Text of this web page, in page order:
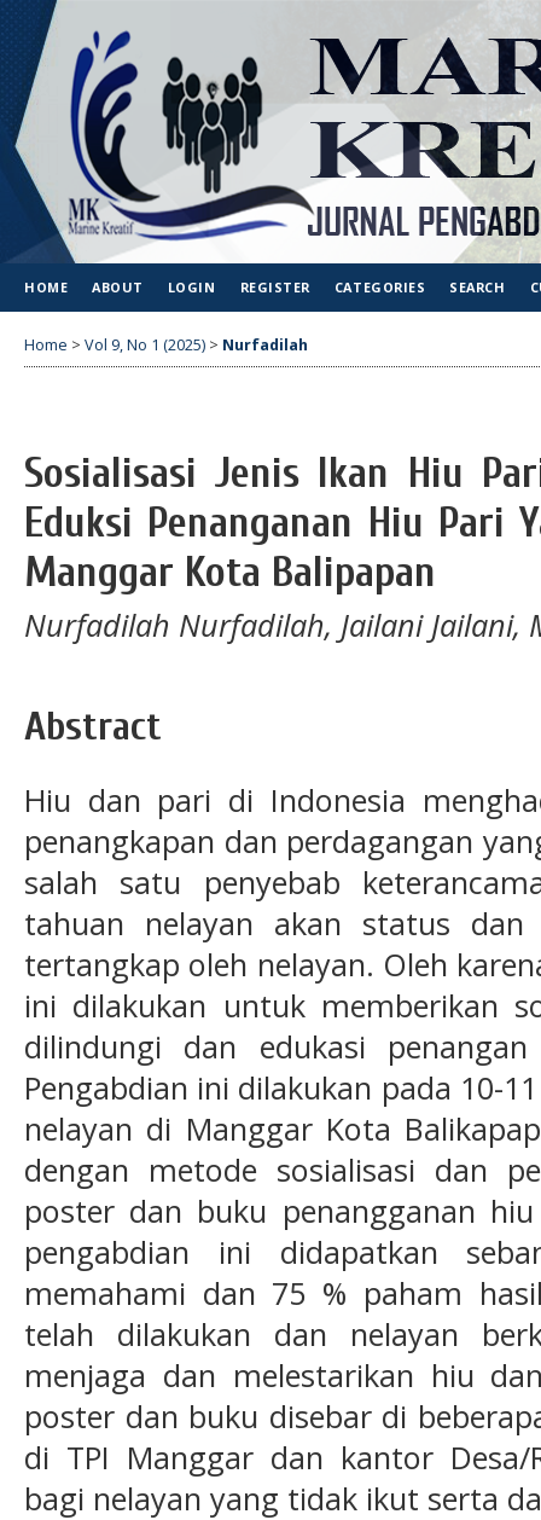
HOME ABOUT LOGIN REGISTER CATEGORIES SEARCH
Home > Vol 9, No 1 (2025) > Nurfadilah
Sosialisasi Jenis Ikan Hiu
Eduksi Penanganan Hiu Pari
Manggar Kota Balipapan
Nurfadilah Nurfadilah, Jailani Jailani,
Abstract
Hiu dan pari di Indonesia
penangkapan dan perdagangan
salah satu penyebab
tahuan nelayan akan status
tertangkap oleh nelayan. Oleh
ini dilakukan untuk memberikan
dilindungi dan edukasi
Pengabdian ini dilakukan pada 10-
nelayan di Manggar Kota
dengan metode sosialisasi dan
poster dan buku penangganan
pengabdian ini didapatkan
memahami dan 75 % paham
telah dilakukan dan nelayan
menjaga dan melestarikan hiu
poster dan buku disebar di
di TPI Manggar dan kantor
bagi nelayan yang tidak ikut serta